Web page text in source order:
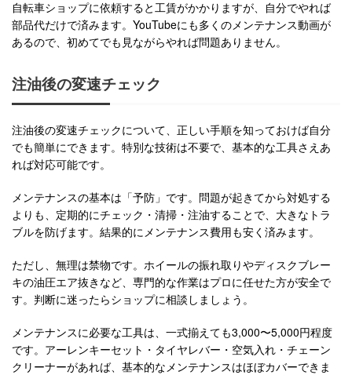
自転車ショップに依頼すると工賃がかかりますが、自分でやれば
部品代だけで済みます。YouTubeにも多くのメンテナンス動画が
あるので、初めてでも見ながらやれば問題ありません。
注油後の変速チェック
注油後の変速チェックについて、正しい手順を知っておけば自分
でも簡単にできます。特別な技術は不要で、基本的な工具さえあ
れば対応可能です。
メンテナンスの基本は「予防」です。問題が起きてから対処する
よりも、定期的にチェック・清掃・注油することで、大きなトラ
ブルを防げます。結果的にメンテナンス費用も安く済みます。
ただし、無理は禁物です。ホイールの振れ取りやディスクブレー
キの油圧エア抜きなど、専門的な作業はプロに任せた方が安全で
す。判断に迷ったらショップに相談しましょう。
メンテナンスに必要な工具は、一式揃えても3,000〜5,000円程度
です。アーレンキーセット・タイヤレバー・空気入れ・チェーン
クリーナーがあれば、基本的なメンテナンスはほぼカバーできま